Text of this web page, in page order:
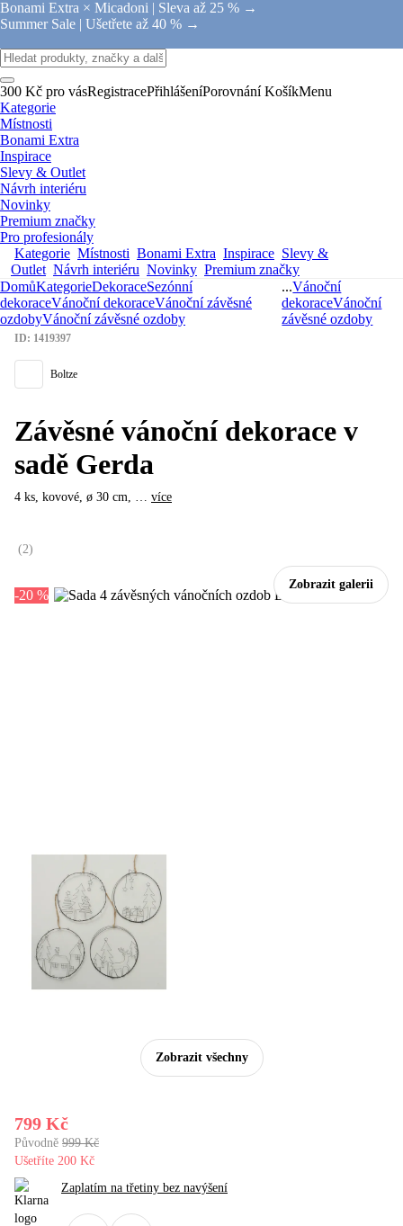
Bonami Extra × Micadoni | Sleva až 25 % →
Summer Sale | Ušetřete až 40 % →
300 Kč pro vásRegistracePřihlášeníPorovnání KošíkMenu
Kategorie
Místnosti
Bonami Extra
Inspirace
Slevy & Outlet
Návrh interiéru
Novinky
Premium značky
Pro profesionály
Kategorie Místnosti Bonami Extra Inspirace Slevy &
Outlet Návrh interiéru Novinky Premium značky
DomůKategorieDekoraceSezónní
dekoraceVánoční dekoraceVánoční závěsné
ozdobyVánoční závěsné ozdoby
...Vánoční
dekoraceVánoční
závěsné ozdoby
Zobrazit galerii
Zobrazit všechny
-20 %
ID: 1419397
Boltze
Závěsné vánoční dekorace v
sadě Gerda
4 ks, kovové, ø 30 cm, … více
(2)
799 Kč
Původně 999 Kč
Ušetříte 200 Kč
Zaplatím na třetiny bez navýšení